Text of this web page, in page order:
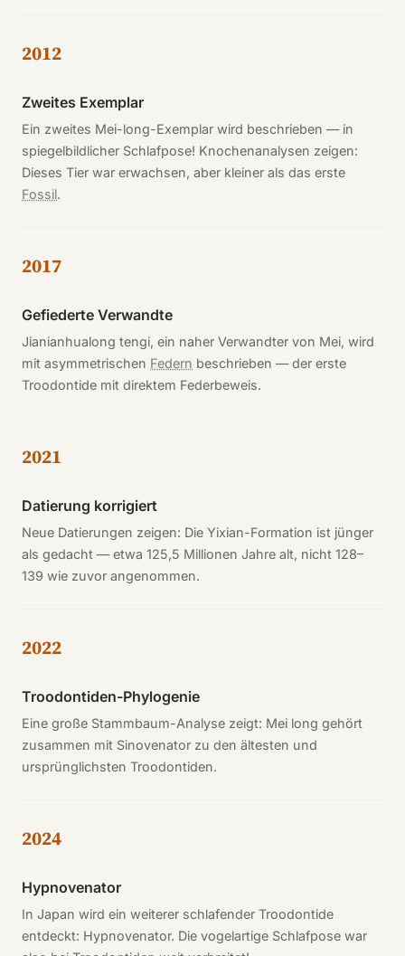
2012
Zweites Exemplar
Ein zweites Mei-long-Exemplar wird beschrieben — in
spiegelbildlicher Schlafpose! Knochenanalysen zeigen:
Dieses Tier war erwachsen, aber kleiner als das erste
Fossil.
2017
Gefiederte Verwandte
Jianianhualong tengi, ein naher Verwandter von Mei, wird
mit asymmetrischen Federn beschrieben — der erste
Troodontide mit direktem Federbeweis.
2021
Datierung korrigiert
Neue Datierungen zeigen: Die Yixian-Formation ist jünger
als gedacht — etwa 125,5 Millionen Jahre alt, nicht 128–
139 wie zuvor angenommen.
2022
Troodontiden-Phylogenie
Eine große Stammbaum-Analyse zeigt: Mei long gehört
zusammen mit Sinovenator zu den ältesten und
ursprünglichsten Troodontiden.
2024
Hypnovenator
In Japan wird ein weiterer schlafender Troodontide
entdeckt: Hypnovenator. Die vogelartige Schlafpose war